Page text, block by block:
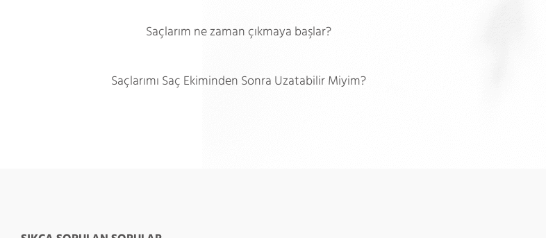
Saçlarım ne zaman çıkmaya başlar?
Saçlarımı Saç Ekiminden Sonra Uzatabilir Miyim?